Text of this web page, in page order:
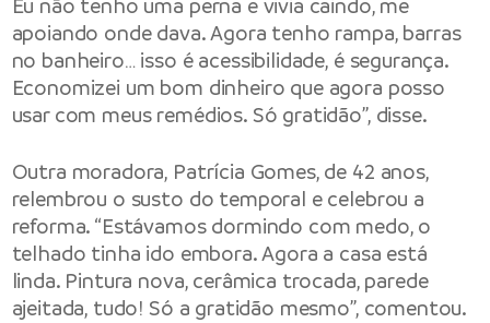
Eu não tenho uma perna e vivia caindo, me
apoiando onde dava. Agora tenho rampa, barras
no banheiro… isso é acessibilidade, é segurança.
Economizei um bom dinheiro que agora posso
usar com meus remédios. Só gratidão”, disse.
Outra moradora, Patrícia Gomes, de 42 anos,
relembrou o susto do temporal e celebrou a
reforma. “Estávamos dormindo com medo, o
telhado tinha ido embora. Agora a casa está
linda. Pintura nova, cerâmica trocada, parede
ajeitada, tudo! Só a gratidão mesmo”, comentou.